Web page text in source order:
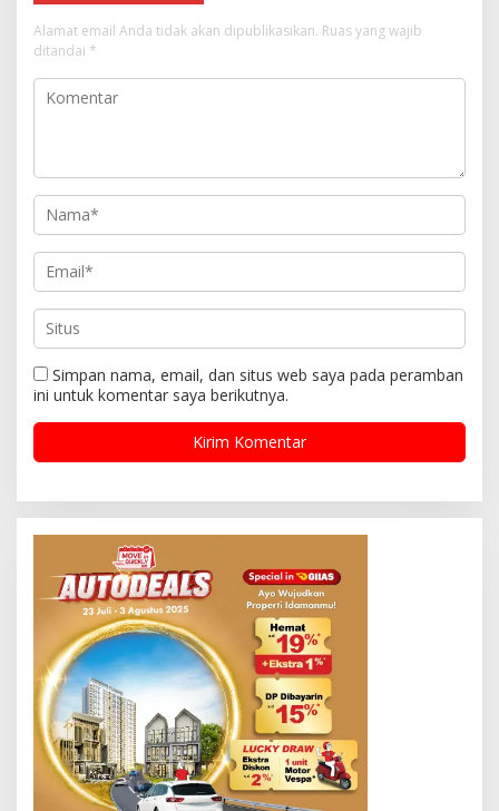
Alamat email Anda tidak akan dipublikasikan. Ruas yang wajib
ditandai *
Simpan nama, email, dan situs web saya pada peramban
ini untuk komentar saya berikutnya.